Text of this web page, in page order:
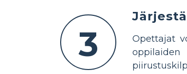
3
Opettajat